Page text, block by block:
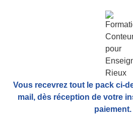
Vous recevrez tout le pack ci-
mail, dès réception de votre
paiement.